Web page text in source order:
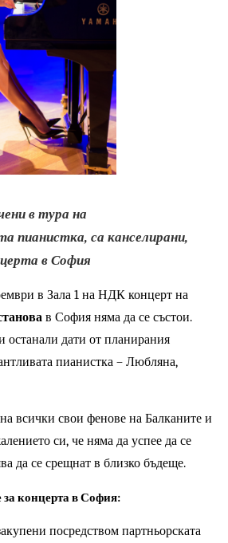
в тура на
пианистка, са канселирани,
в София
в Зала 1 на НДК концерт на
в София няма да се състои.
останали дати от планирания
пианистка – Любляна,
всички свои фенове на Балканите и
си, че няма да успее да се
да се срещнат в близко бъдеще.
концерта в София:
посредством партньорската